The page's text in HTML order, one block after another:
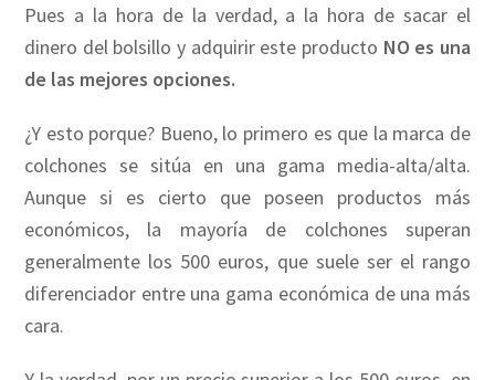
Pues a la hora de la verdad, a la hora de sacar el
dinero del bolsillo y adquirir este producto NO es una
de las mejores opciones.
¿Y esto porque? Bueno, lo primero es que la marca de
colchones se sitúa en una gama media-alta/alta.
Aunque si es cierto que poseen productos más
económicos, la mayoría de colchones superan
generalmente los 500 euros, que suele ser el rango
diferenciador entre una gama económica de una más
cara.